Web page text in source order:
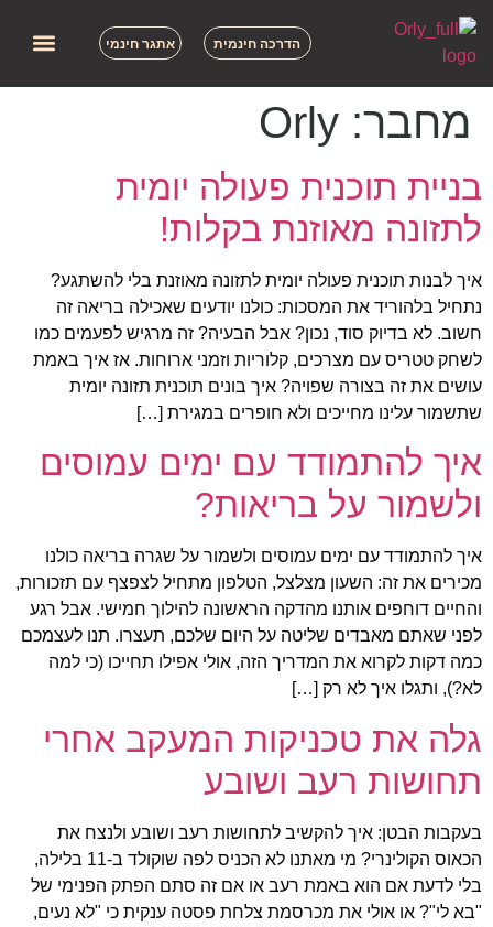
הדרכה חינמית אתגר חינמי
מחבר: Orly
בניית תוכנית פעולה יומית
לתזונה מאוזנת בקלות!
איך לבנות תוכנית פעולה יומית לתזונה מאוזנת בלי להשתגע?
נתחיל בלהוריד את המסכות: כולנו יודעים שאכילה בריאה זה
חשוב. לא בדיוק סוד, נכון? אבל הבעיה? זה מרגיש לפעמים כמו
לשחק טטריס עם מצרכים, קלוריות וזמני ארוחות. אז איך באמת
עושים את זה בצורה שפויה? איך בונים תוכנית תזונה יומית
שתשמור עלינו מחייכים ולא חופרים במגירת […]
איך להתמודד עם ימים עמוסים
ולשמור על בריאות?
איך להתמודד עם ימים עמוסים ולשמור על שגרה בריאה כולנו
מכירים את זה: השעון מצלצל, הטלפון מתחיל לצפצף עם תזכורות,
והחיים דוחפים אותנו מהדקה הראשונה להילוך חמישי. אבל רגע
לפני שאתם מאבדים שליטה על היום שלכם, תעצרו. תנו לעצמכם
כמה דקות לקרוא את המדריך הזה, אולי אפילו תחייכו (כי למה
לא?), ותגלו איך לא רק […]
גלה את טכניקות המעקב אחרי
תחושות רעב ושובע
בעקבות הבטן: איך להקשיב לתחושות רעב ושובע ולנצח את
הכאוס הקולינרי? מי מאתנו לא הכניס לפה שוקולד ב-11 בלילה,
בלי לדעת אם הוא באמת רעב או אם זה סתם הפתק הפנימי של
"בא לי"? או אולי את מכרסמת צלחת פסטה ענקית כי "לא נעים,